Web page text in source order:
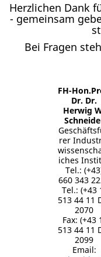
Herzlichen Dank
- gemeinsam
Bei Fragen
FH-
Dr. Dr.
Herwig
rer
iches
Tel.:
660 343
Tel.: (+43
513 44 11
2070
Fax: (+43
513 44 11
2099
Email: